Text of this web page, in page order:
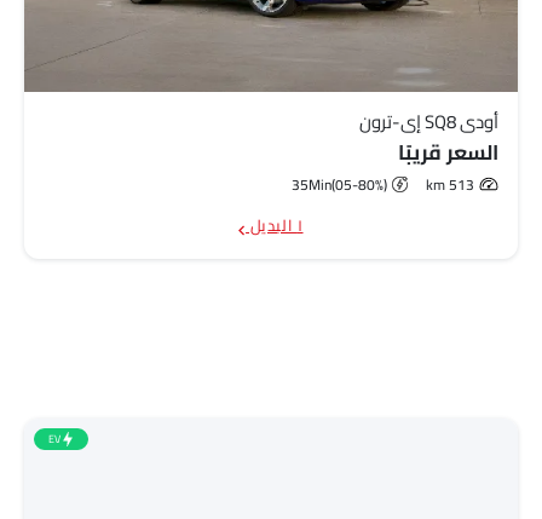
أودي SQ8 إي-ترون
السعر قريبًا
513 km
35Min(05-80%)
١ البديل
EV